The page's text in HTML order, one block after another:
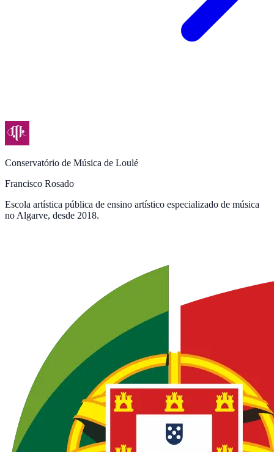
Conservatório de Música de Loulé
Francisco Rosado
Escola artística pública de ensino artístico especializado de música
no Algarve, desde 2018.